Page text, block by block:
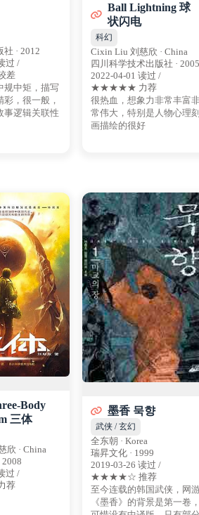
· 2012
过 /
差
规中矩，描写
彩，很一般，
事逻辑关联性
Ball Lightning 球
状闪电
科幻
Cixin Liu 刘慈欣 · China
四川科学技术出版社 ·
2022-04-01 读过 /
★★★★★ 力荐
很热血，想象力非常丰富
常伟大，特别是人物心理
画描绘的很好
Body
三体
欣 · China
2008
过 /
荐
墨香 묵향
武侠 / 玄幻
全东朝 · Korea
瑞昇文化 · 1999
2019-03-26 读过 /
★★★★☆ 推荐
至今连载的韩国武侠，网
《墨香》的背景是第一卷